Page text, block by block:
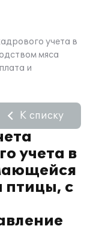
учета в
мяса
и
учета в
птицы, с
К списку